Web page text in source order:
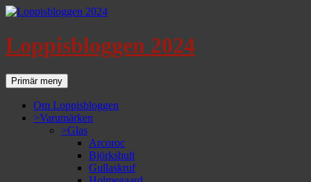
Loppisbloggen 2024
SökPrimär meny
till
innehåll
Om Loppisbloggen
>Varumärken
>Glas
Arcoroc
Björkshult
Gullaskruf